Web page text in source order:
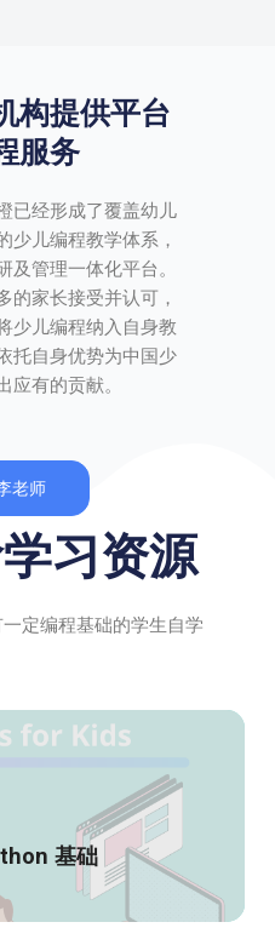
构提供平台
服务
已经形成了覆盖幼儿
少儿编程教学体系，
及管理一体化平台。
的家长接受并认可，
少儿编程纳入自身教
托自身优势为中国少
应有的贡献。
老师
习资源
定编程基础的学生自学
基础